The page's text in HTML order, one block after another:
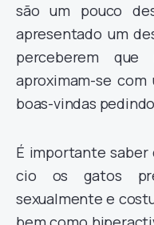
são um pouco
apresentado um
perceberem
aproximam-se
boas-vindas
É importante
cio os gatos
sexualmente e